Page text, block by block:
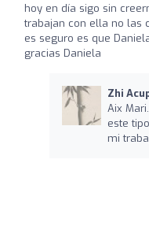
hoy en día sigo sin
trabajan con ella no las
es seguro es que
gracias Daniela
Zhi
Aix
este
mi